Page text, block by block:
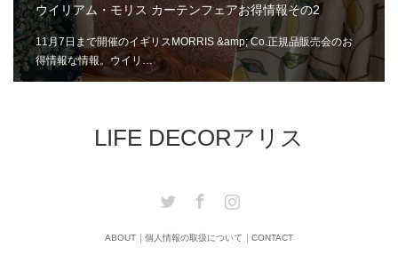
ウイリアム・モリス カーテンフェアお得情報その2
11月7日まで開催のイギリスMORRIS &amp; Co.正規品販売会のお
得情報な情報。ウイリ…
LIFE DECORアリス
Twitter Facebook
ABOUT 個人情報の取扱について CONTACT